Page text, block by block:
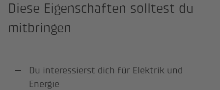
Diese Eigenschaften solltest du
mitbringen
Du interessierst dich für Elektrik und
Energie